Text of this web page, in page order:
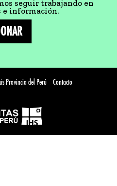
seguir trabajando en
e información.
Provincia del Perú Contacto